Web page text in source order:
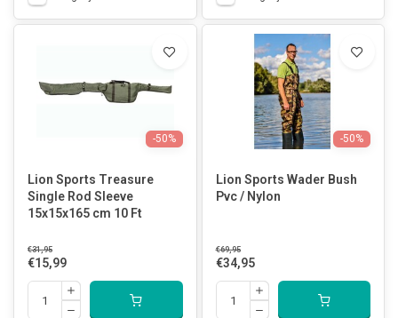
-50%
Lion Sports Treasure
Single Rod Sleeve
15x15x165 cm 10 Ft
€31,95
€15,99
-50%
Lion Sports Wader Bush
Pvc / Nylon
€69,95
€34,95